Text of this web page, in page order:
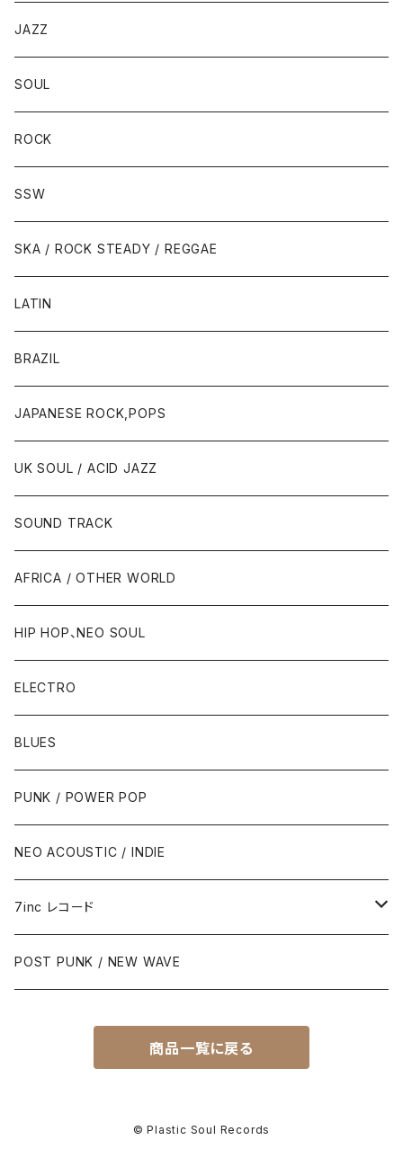
JAZZ
SOUL
ROCK
SSW
SKA / ROCK STEADY / REGGAE
LATIN
BRAZIL
JAPANESE ROCK,POPS
UK SOUL / ACID JAZZ
SOUND TRACK
AFRICA / OTHER WORLD
HIP HOP、NEO SOUL
ELECTRO
BLUES
PUNK / POWER POP
NEO ACOUSTIC / INDIE
7inc レコード
PUNK / 2TONE
SKA / ROCK STEADY / REGGAE
POST PUNK / NEW WAVE
POST PUNK / NEW WAVE
商品一覧に戻る
© Plastic Soul Records